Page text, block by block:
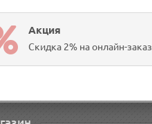
Акция
Скидка 2% на онлайн-заказ